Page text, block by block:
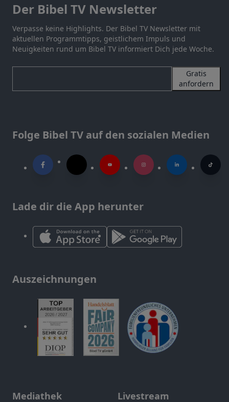
Der Bibel TV Newsletter
Verpasse keine Highlights. Der Bibel TV Newsletter mit
aktuellen Programmtipps, geistlichem Impuls und
Neuigkeiten rund um Bibel TV informiert Dich jede Woche.
Gratis
anfordern
Folge Bibel TV auf den sozialen Medien
Lade dir die App herunter
Auszeichnungen
Mediathek Livestream